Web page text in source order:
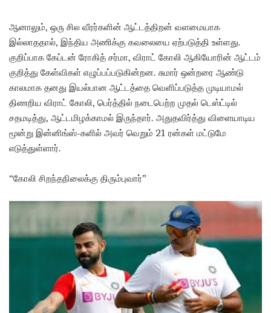
ஆனாலும், ஒரு சில வீரர்களின் ஆட்டத்திறன் வளமையாக
இல்லாததால், இந்திய அணிக்கு கவலையை ஏற்படுத்தி உள்ளது.
குறிப்பாக கேப்டன் ரோகித் சர்மா, விராட் கோலி ஆகியோரின் ஆட்டம்
குறித்து கேள்விகள் எழுப்பப்படுகின்றன. சுமார் ஒன்றரை ஆண்டு
காலமாக தனது இயல்பான ஆட்டத்தை வெளிப்படுத்த முடியாமல்
திணறிய விராட் கோலி, பெர்த்தில் நடைபெற்ற முதல் டெஸ்ட்டில்
சதமடித்து, ஆட்டமிழக்காமல் இருந்தார். அதுதவிர்த்து விளையாடிய
மூன்று இன்னிங்ஸ்-களில் அவர் வெறும் 21 ரன்கள் மட்டுமே
எடுத்துள்ளார்.
“கோலி சிறந்தநிலைக்கு திரும்புவார்”